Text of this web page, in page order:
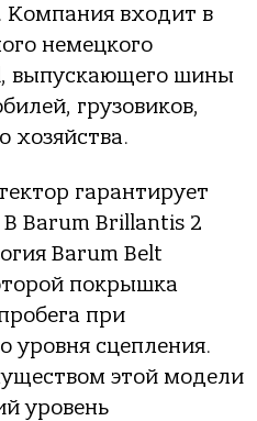
Компания входит в
немецкого
выпускающего шины
грузовиков,
хозяйства.
гарантирует
Barum Brillantis 2
Barum Belt
покрышка
при
уровня сцепления.
этой модели
уровень